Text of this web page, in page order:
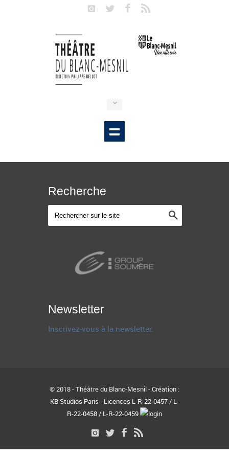
Recherche
Newsletter
Inscrivez-vous à la newsletter.
© 2018 - Théâtre du Blanc-Mesnil - Création :
KB Studios Paris - Licences L-R-22-0457 / L-
R-22-0458 / L-R-22-0459